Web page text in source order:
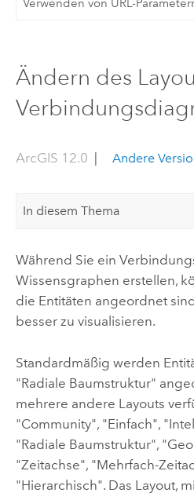
Verwenden von URL-
Ändern des
ArcGIS 12.0 | Andere
In diesem Thema
Während Sie ein
Wissensgraphen erstellen,
die Entitäten angeordnet
besser zu visualisieren.
Standardmäßig werden
"Radiale Baumstruktur"
mehrere andere Layouts
"Community", "Einfach",
"Radiale Baumstruktur",
"Zeitachse", "Mehrfach-
"Hierarchisch". Das Layout,